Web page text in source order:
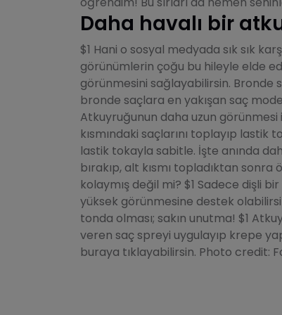
Daha havalı bir
$1 Hani o sosyal medyada sık sık
görünümlerin çoğu bu hileyle elde
görünmesini sağlayabilirsin. Bronde
bronde saçlara en yakışan saç
Atkuyruğunun daha uzun
kısmındaki saçlarını toplayıp
lastik tokayla sabitle. İşte anında
bırakıp, alt kısmı topladıktan
kolaymış değil mi? $1 Sadece dişli
yüksek görünmesine destek
tonda olması; sakın unutma! $1
veren saç spreyi uygulayıp krepe
buraya tıklayabilirsin. Photo credit: